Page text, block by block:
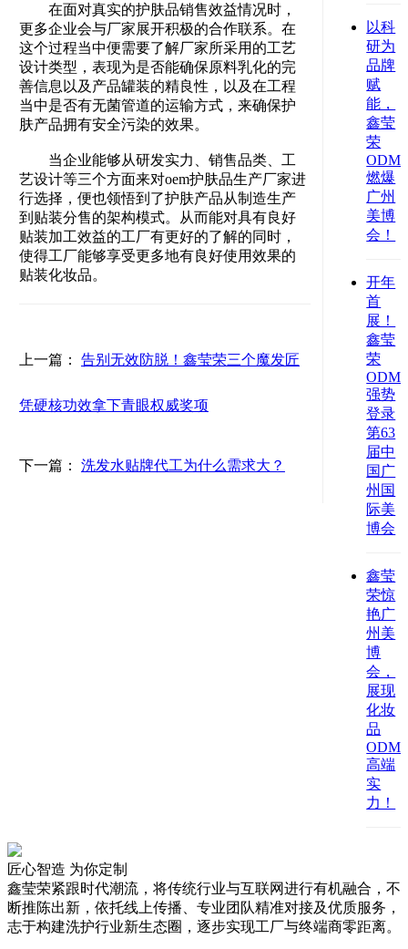
以科
研为
品牌
赋
能，
鑫莹
荣
ODM/
燃爆
广州
美博
会！
开年
首
展！
鑫莹
荣
ODM/
强势
登录
第63
届中
国广
州国
际美
博会
鑫莹
荣惊
艳广
州美
博
会，
展现
化妆
品
高端
实
力！
在面对真实的护肤品销售效益情况时，
更多企业会与厂家展开积极的合作联系。在
这个过程当中便需要了解厂家所采用的工艺
设计类型，表现为是否能确保原料乳化的完
善信息以及产品罐装的精良性，以及在工程
当中是否有无菌管道的运输方式，来确保护
肤产品拥有安全污染的效果。
当企业能够从研发实力、销售品类、工
艺设计等三个方面来对oem护肤品生产厂家进
行选择，便也领悟到了护肤产品从制造生产
到贴装分售的架构模式。从而能对具有良好
贴装加工效益的工厂有更好的了解的同时，
使得工厂能够享受更多地有良好使用效果的
贴装化妆品。
上一篇： 告别无效防脱！鑫莹荣三个魔发匠
凭硬核功效拿下青眼权威奖项
下一篇： 洗发水贴牌代工为什么需求大？
匠心智造 为你定制
鑫莹荣紧跟时代潮流，将传统行业与互联网进行有机融合，不
断推陈出新，依托线上传播、专业团队精准对接及优质服务，
志于构建洗护行业新生态圈，逐步实现工厂与终端商零距离。